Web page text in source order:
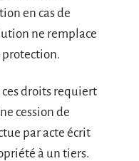
en cas de
ne remplace
protection.
droits requiert
cession de
par acte écrit
à un tiers.